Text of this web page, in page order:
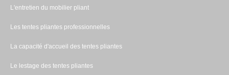
L'entretien du mobilier pliant
Les tentes pliantes professionnelles
La capacité d'accueil des tentes pliantes
Le lestage des tentes pliantes